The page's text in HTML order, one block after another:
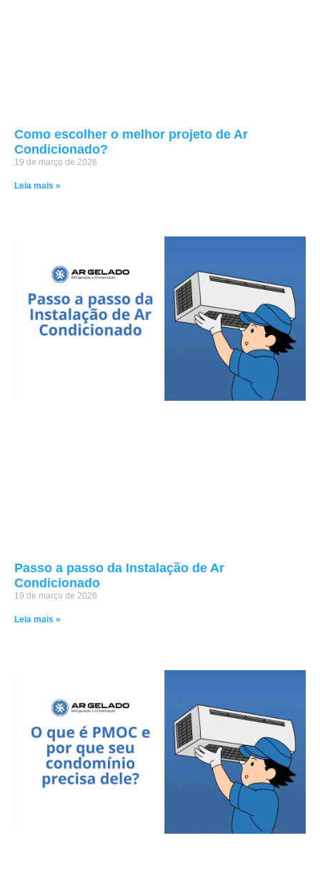
Como escolher o melhor projeto de Ar
Condicionado?
19 de março de 2026
Leia mais »
Passo a passo da Instalação de Ar
Condicionado
19 de março de 2026
Leia mais »